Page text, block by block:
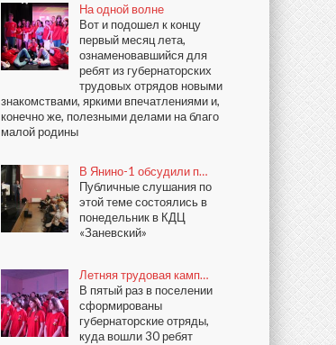
На одной волне
Вот и подошел к концу
первый месяц лета,
ознаменовавшийся для
ребят из губернаторских
трудовых отрядов новыми
знакомствами, яркими впечатлениями и,
конечно же, полезными делами на благо
малой родины
В Янино-1 обсудили п…
Публичные слушания по
этой теме состоялись в
понедельник в КДЦ
«Заневский»
Летняя трудовая камп…
В пятый раз в поселении
сформированы
губернаторские отряды,
куда вошли 30 ребят